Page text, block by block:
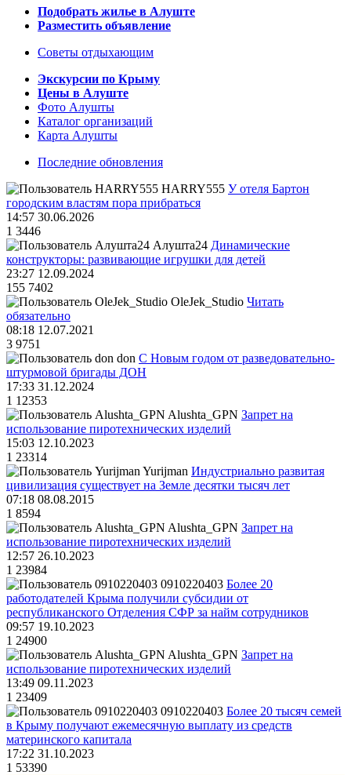
Подобрать жилье в Алуште
Разместить объявление
Советы отдыхающим
Экскурсии по Крыму
Цены в Алуште
Фото Алушты
Каталог организаций
Карта Алушты
Последние обновления
HARRY555 У отеля Бартон
городским властям пора прибраться
14:57 30.06.2026
1 3446
Алушта24 Динамические
конструкторы: развивающие игрушки для детей
23:27 12.09.2024
155 7402
OleJek_Studio Читать
обязательно
08:18 12.07.2021
3 9751
don С Новым годом от разведовательно-
штурмовой бригады ДОН
17:33 31.12.2024
1 12353
Alushta_GPN Запрет на
использование пиротехнических изделий
15:03 12.10.2023
1 23314
Yurijman Индустриально развитая
цивилизация существует на Земле десятки тысяч лет
07:18 08.08.2015
1 8594
Alushta_GPN Запрет на
использование пиротехнических изделий
12:57 26.10.2023
1 23984
0910220403 Более 20
работодателей Крыма получили субсидии от
республиканского Отделения СФР за найм сотрудников
09:57 19.10.2023
1 24900
Alushta_GPN Запрет на
использование пиротехнических изделий
13:49 09.11.2023
1 23409
0910220403 Более 20 тысяч семей
в Крыму получают ежемесячную выплату из средств
материнского капитала
17:22 31.10.2023
1 53390